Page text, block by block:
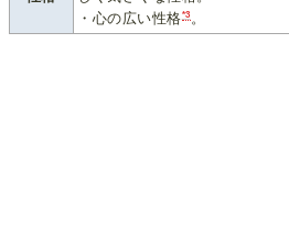
・心の広い性格*3。